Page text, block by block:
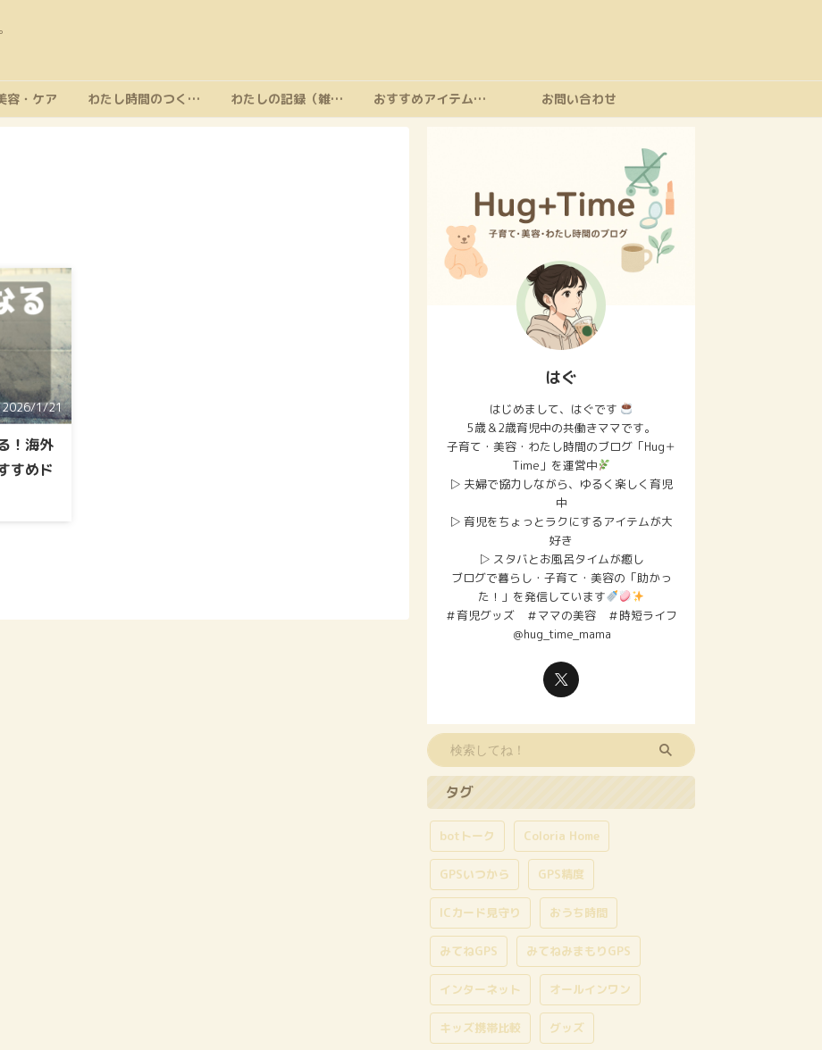
容・ケア わたし時間のつくり方 わたしの記録（雑記） おすすめアイテムまとめ お問い合わせ
2026/1/21
！海外
すめド
はぐ
はじめまして、はぐです
5歳＆2歳育児中の共働きママです。
子育て・美容・わたし時間のブログ「Hug＋
Time」を運営中
▷ 夫婦で協力しながら、ゆるく楽しく育児
中
▷ 育児をちょっとラクにするアイテムが大
好き
▷ スタバとお風呂タイムが癒し
ブログで暮らし・子育て・美容の「助かっ
た！」を発信しています
＃育児グッズ ＃ママの美容 ＃時短ライフ
＠hug_time_mama
タグ
botトーク Coloria Home
GPSいつから GPS精度
ICカード見守り おうち時間
みてねGPS みてねみまもりGPS
インターネット オールインワン
キッズ携帯比較 グッズ